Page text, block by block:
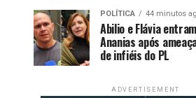
POLÍTICA 44 minutos
Abilio e Flávia
Ananias após
de infiéis do PL
ADVERTISEMENT